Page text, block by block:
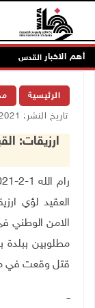
أهم الاخبار
في جبع شمال القدس
الرئيسية
تاريخ النشر: 01/02/2021 08:54 ص
العقيد لؤي
الامن الوطني
مطلوبين ببلدة
قتل وقعت في
ــ